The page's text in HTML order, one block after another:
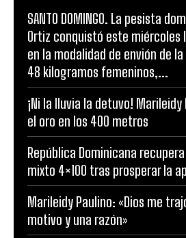
SANTO DOMINGO. La pesista
Ortiz conquistó este miércoles
en la modalidad de envión de
48 kilogramos femeninos,...
¡Ni la lluvia la detuvo!
el oro en los 400 metros
República Dominicana
mixto 4×100 tras prosperar la
Marileidy Paulino: «Dios me
motivo y una razón»